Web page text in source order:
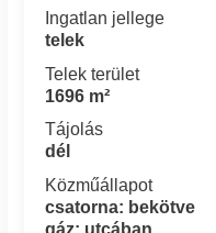
Ingatlan jellege
telek
Telek terület
1696 m²
Tájolás
dél
Közműállapot
csatorna: bekötve
gáz: utcában